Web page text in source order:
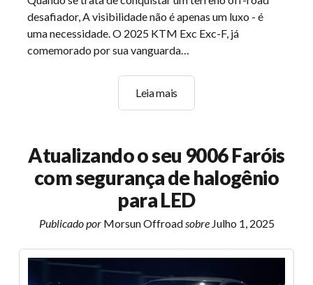
desafiador, A visibilidade não é apenas um luxo - é
uma necessidade. O 2025 KTM Exc Exc-F, já
comemorado por sua vanguarda…
Leia mais
Atualizações
KTM
Exc
Exc-
F
Atualizando o seu 9006 Faróis
com segurança de halogênio
para LED
Publicado porMorsun OffroadsobreJulho 1, 2025